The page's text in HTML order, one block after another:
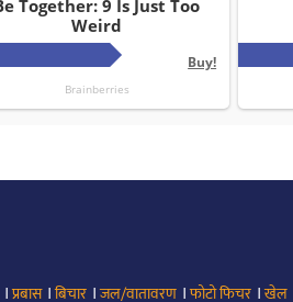
।प्रबास।बिचार ।जल/वातावरण ।फोटो फिचर ।खेल